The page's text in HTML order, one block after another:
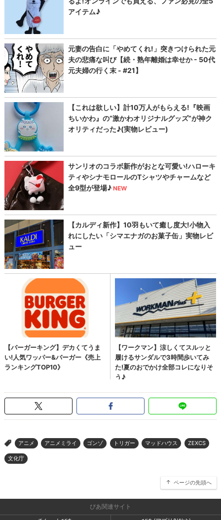
> アニメ アニメミライ ゴンゾ トリガー マッドハウス ZEXCS
文化庁
ページの先頭へ
ぴあ関連サイト